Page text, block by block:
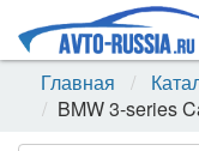
Главная
BMW 3-series